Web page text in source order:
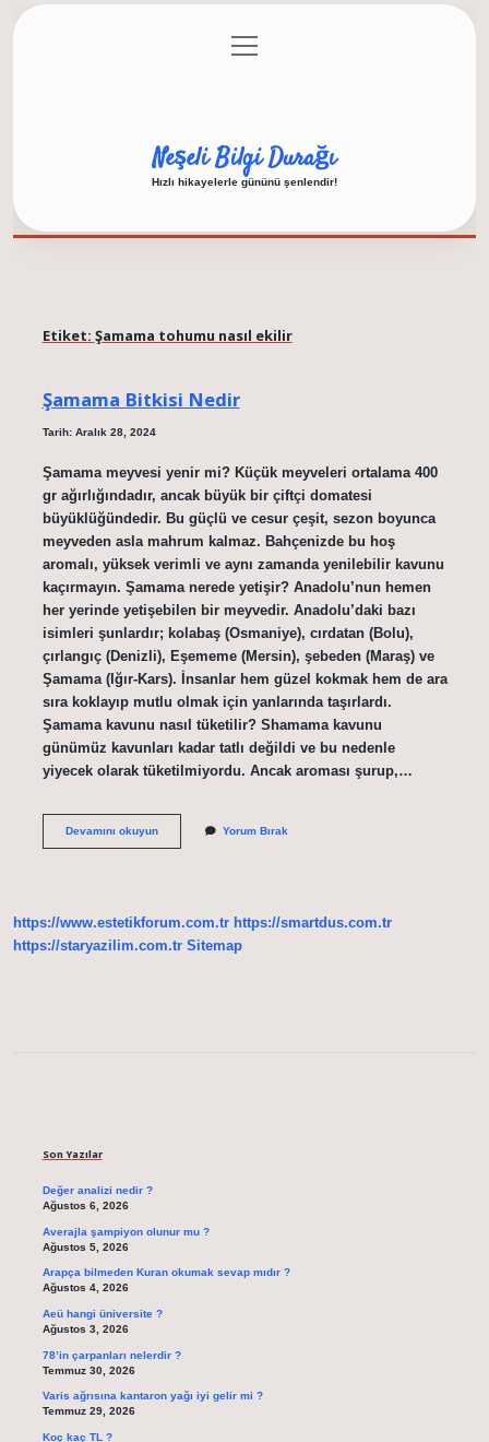
Gizlilik Politikası
menüyü
aç
Neşeli Bilgi Durağı
Hızlı hikayelerle gününü şenlendir!
Etiket: Şamama tohumu nasıl ekilir
Şamama Bitkisi Nedir
Tarih: Aralık 28, 2024
Şamama meyvesi yenir mi? Küçük meyveleri ortalama 400
gr ağırlığındadır, ancak büyük bir çiftçi domatesi
büyüklüğündedir. Bu güçlü ve cesur çeşit, sezon boyunca
meyveden asla mahrum kalmaz. Bahçenizde bu hoş
aromalı, yüksek verimli ve aynı zamanda yenilebilir kavunu
kaçırmayın. Şamama nerede yetişir? Anadolu’nun hemen
her yerinde yetişebilen bir meyvedir. Anadolu’daki bazı
isimleri şunlardır; kolabaş (Osmaniye), cırdatan (Bolu),
çırlangıç ​​​​​​​​(Denizli), Eşememe (Mersin), şebeden (Maraş) ve
Şamama (Iğır-Kars). İnsanlar hem güzel kokmak hem de ara
sıra koklayıp mutlu olmak için yanlarında taşırlardı.
Şamama kavunu nasıl tüketilir? Shamama kavunu
günümüz kavunları kadar tatlı değildi ve bu nedenle
yiyecek olarak tüketilmiyordu. Ancak aroması şurup,…
Devamını okuyunŞamama
Yorum Bırak
https://www.estetikforum.com.tr https://smartdus.com.tr
https://staryazilim.com.tr Sitemap
Son Yazılar
Değer analizi nedir ?
Ağustos 6, 2026
Averajla şampiyon olunur mu ?
Ağustos 5, 2026
Arapça bilmeden Kuran okumak sevap mıdır ?
Ağustos 4, 2026
Aeü hangi üniversite ?
Ağustos 3, 2026
78’in çarpanları nelerdir ?
Temmuz 30, 2026
Varis ağrısına kantaron yağı iyi gelir mi ?
Temmuz 29, 2026
Koç kaç TL ?